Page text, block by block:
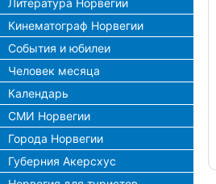
Литература Норвегии
Кинематограф Норвегии
События и юбилеи
Человек месяца
Календарь
СМИ Норвегии
Города Норвегии
Губерния Акерсхус